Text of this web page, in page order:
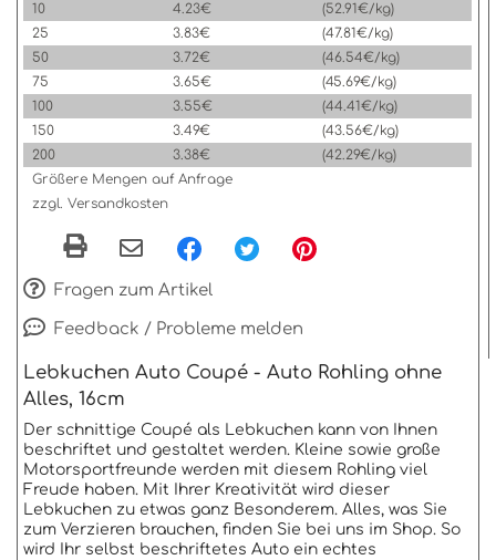
10
4.23€
(52.91€/kg)
25
3.83€
(47.81€/kg)
50
3.72€
(46.54€/kg)
75
3.65€
(45.69€/kg)
100
3.55€
(44.41€/kg)
150
3.49€
(43.56€/kg)
200
3.38€
(42.29€/kg)
Größere Mengen auf Anfrage
zzgl. Versandkosten
Fragen zum Artikel
Feedback / Probleme melden
Lebkuchen Auto Coupé - Auto Rohling ohne
Alles, 16cm
Der schnittige Coupé als Lebkuchen kann von Ihnen
beschriftet und gestaltet werden. Kleine sowie große
Motorsportfreunde werden mit diesem Rohling viel
Freude haben. Mit Ihrer Kreativität wird dieser
Lebkuchen zu etwas ganz Besonderem. Alles, was Sie
zum Verzieren brauchen, finden Sie bei uns im Shop. So
wird Ihr selbst beschriftetes Auto ein echtes